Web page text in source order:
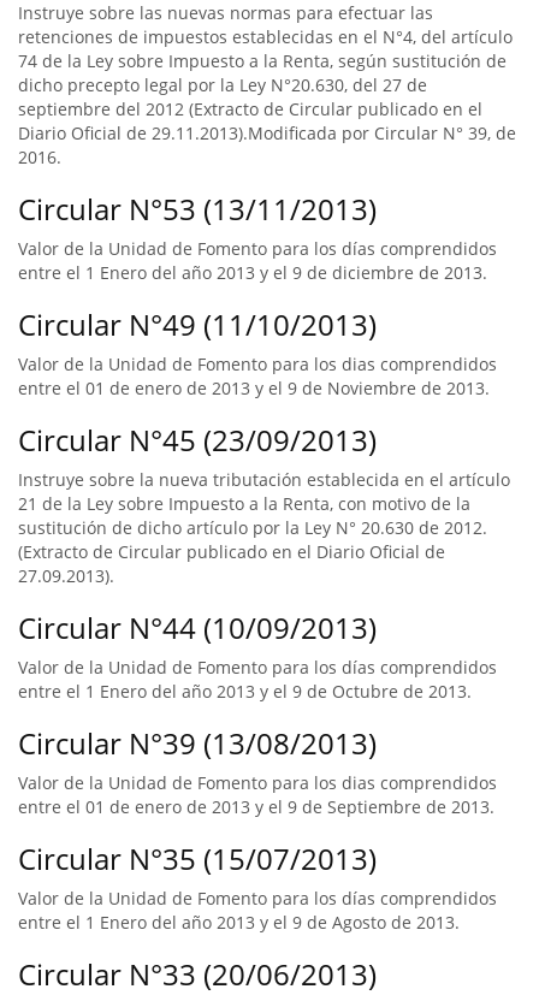
Instruye sobre las nuevas normas para efectuar las
retenciones de impuestos establecidas en el N°4, del artículo
74 de la Ley sobre Impuesto a la Renta, según sustitución de
dicho precepto legal por la Ley N°20.630, del 27 de
septiembre del 2012 (Extracto de Circular publicado en el
Diario Oficial de 29.11.2013).Modificada por Circular N° 39, de
2016.
Circular N°53 (13/11/2013)
Valor de la Unidad de Fomento para los días comprendidos
entre el 1 Enero del año 2013 y el 9 de diciembre de 2013.
Circular N°49 (11/10/2013)
Valor de la Unidad de Fomento para los dias comprendidos
entre el 01 de enero de 2013 y el 9 de Noviembre de 2013.
Circular N°45 (23/09/2013)
Instruye sobre la nueva tributación establecida en el artículo
21 de la Ley sobre Impuesto a la Renta, con motivo de la
sustitución de dicho artículo por la Ley N° 20.630 de 2012.
(Extracto de Circular publicado en el Diario Oficial de
27.09.2013).
Circular N°44 (10/09/2013)
Valor de la Unidad de Fomento para los días comprendidos
entre el 1 Enero del año 2013 y el 9 de Octubre de 2013.
Circular N°39 (13/08/2013)
Valor de la Unidad de Fomento para los dias comprendidos
entre el 01 de enero de 2013 y el 9 de Septiembre de 2013.
Circular N°35 (15/07/2013)
Valor de la Unidad de Fomento para los días comprendidos
entre el 1 Enero del año 2013 y el 9 de Agosto de 2013.
Circular N°33 (20/06/2013)